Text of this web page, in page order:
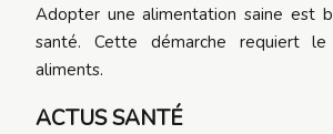
Adopter une alimentation saine est
santé. Cette démarche requiert
aliments.
ACTUS SANTÉ